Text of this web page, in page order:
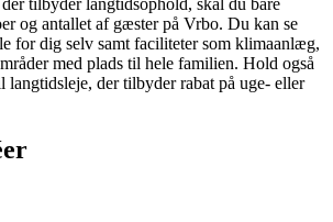
og antallet af gæster på Vrbo. Du kan se
for dig selv samt faciliteter som klimaanlæg,
med plads til hele familien. Hold også
langtidsleje, der tilbyder rabat på uge- eller